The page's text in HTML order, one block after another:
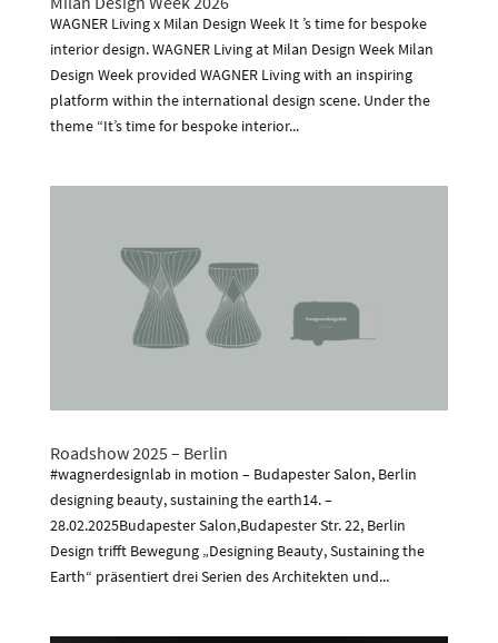
WAGNER Living x Milan Design Week It ’s time for bespoke
interior design. WAGNER Living at Milan Design Week Milan
Design Week provided WAGNER Living with an inspiring
platform within the international design scene. Under the
theme “It’s time for bespoke interior...
Roadshow 2025 – Berlin
#wagnerdesignlab in motion – Budapester Salon, Berlin
designing beauty, sustaining the earth14. –
28.02.2025Budapester Salon,Budapester Str. 22, Berlin
Design trifft Bewegung „Designing Beauty, Sustaining the
Earth“ präsentiert drei Serien des Architekten und...